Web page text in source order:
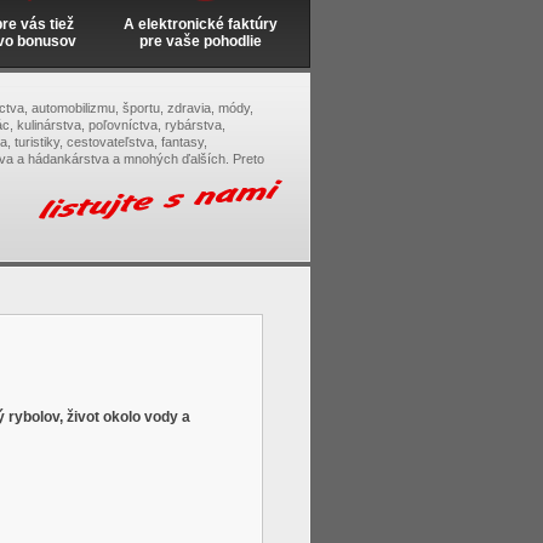
vás tiež
bonusov
A elektronické faktúry
pre vaše pohodlie
automobilizmu, športu, zdravia, módy,
kulinárstva, poľovníctva, rybárstva,
turistiky, cestovateľstva, fantasy,
a hádankárstva a mnohých ďalších. Preto
rybolov, život okolo vody a